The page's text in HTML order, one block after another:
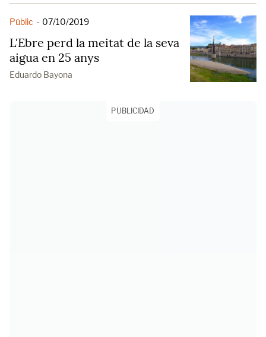
Públic - 07/10/2019
L'Ebre perd la meitat de la seva
aigua en 25 anys
Eduardo Bayona
PUBLICIDAD